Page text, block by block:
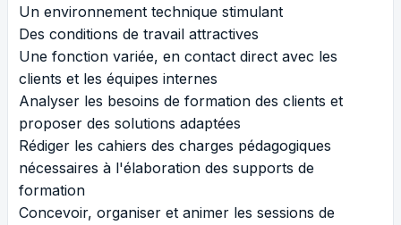
Un environnement technique stimulant
Des conditions de travail attractives
Une fonction variée, en contact direct avec les
clients et les équipes internes
Analyser les besoins de formation des clients et
proposer des solutions adaptées
Rédiger les cahiers des charges pédagogiques
nécessaires à l'élaboration des supports de
formation
Concevoir, organiser et animer les sessions de